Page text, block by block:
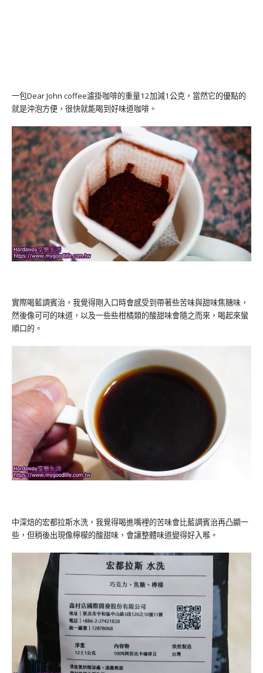
一包Dear John coffee濾掛咖啡的重量12加減1公克，當然它的優點的
就是沖泡方便，很快就能喝到好味道咖啡。
實際喝藍調賓治，我覺得剛入口時會感受到帶著些苦味與甜味焦糖味，
然後像可可的味道，以及一些些柑橘類的酸甜味會隨之而來，喝起來蠻
順口的。
中深焙的宏都拉斯水洗，我覺得喝進嘴裡的苦味會比藍調賓治再凸顯一
些，但稍後出現像檸檬的酸甜味，會讓整體味道變得好入喉。